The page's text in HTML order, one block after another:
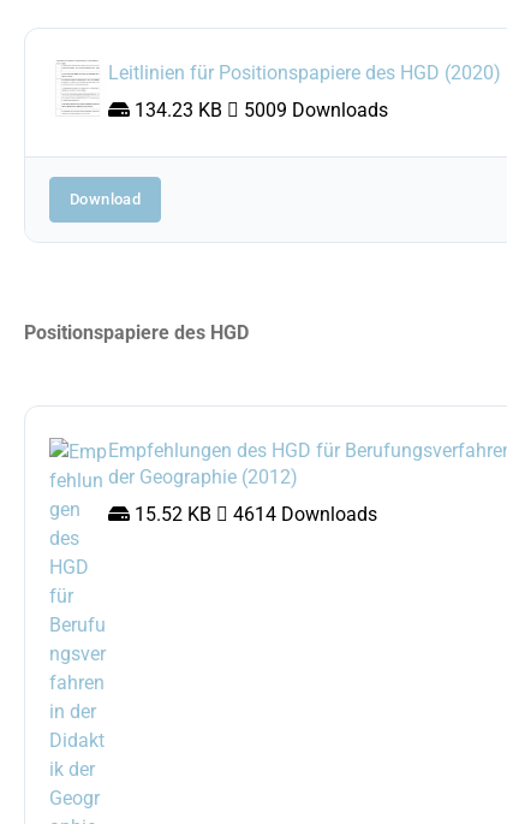
Leitlinien für Positionspapiere des HGD (2020)
134.23 KB
5009 Downloads
Download
Positionspapiere des HGD
Empfehlungen des HGD für
der Geographie (2012)
15.52 KB
4614 Downloads